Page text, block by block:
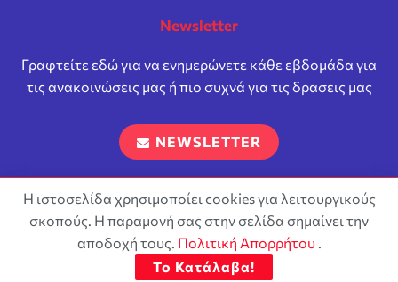
Newsletter
Γραφτείτε εδώ για να ενημερώνετε κάθε εβδομάδα για
τις ανακοινώσεις μας ή πιο συχνά για τις δρασεις μας
NEWSLETTER
Επιτρέπεται η αναπαραγωγή και διανομή του περιεχόμενου
σύμφωνα με τους όρους της άδειαςAttribution-ShareAlike 4.0
International (CC BY-SA 4.0)
Η ιστοσελίδα χρησιμοποίει cookies για λειτουργικούς
σκοπούς. Η παραμονή σας στην σελίδα σημαίνει την
αποδοχή τους. Πολιτική Απορρήτου .
Το Κατάλαβα!